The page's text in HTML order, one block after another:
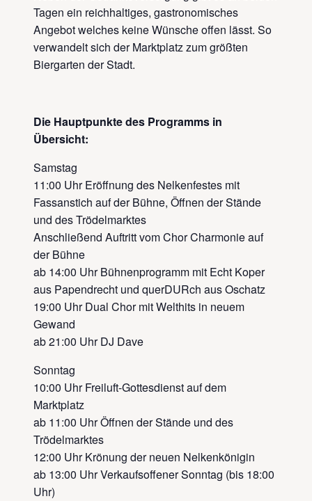
Tagen ein reichhaltiges, gastronomisches
Angebot welches keine Wünsche offen lässt. So
verwandelt sich der Marktplatz zum größten
Biergarten der Stadt.
Die Hauptpunkte des Programms in
Übersicht:
Samstag
11:00 Uhr Eröffnung des Nelkenfestes mit
Fassanstich auf der Bühne, Öffnen der Stände
und des Trödelmarktes
Anschließend Auftritt vom Chor Charmonie auf
der Bühne
ab 14:00 Uhr Bühnenprogramm mit Echt Koper
aus Papendrecht und querDURch aus Oschatz
19:00 Uhr Dual Chor mit Welthits in neuem
Gewand
ab 21:00 Uhr DJ Dave
Sonntag
10:00 Uhr Freiluft-Gottesdienst auf dem
Marktplatz
ab 11:00 Uhr Öffnen der Stände und des
Trödelmarktes
12:00 Uhr Krönung der neuen Nelkenkönigin
ab 13:00 Uhr Verkaufsoffener Sonntag (bis 18:00
Uhr)